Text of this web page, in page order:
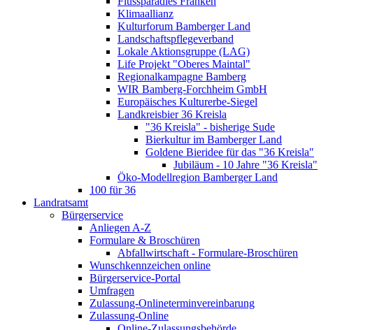
Klimaallianz
Kulturforum Bamberger Land
Landschaftspflegeverband
Lokale Aktionsgruppe (LAG)
Life Projekt "Oberes Maintal"
Regionalkampagne Bamberg
WIR Bamberg-Forchheim GmbH
Europäisches Kulturerbe-Siegel
Landkreisbier 36 Kreisla
"36 Kreisla" - bisherige Sude
Bierkultur im Bamberger Land
Goldene Bieridee für das "36 Kreisla"
Jubiläum - 10 Jahre "36 Kreisla"
Öko-Modellregion Bamberger Land
100 für 36
Landratsamt
Bürgerservice
Anliegen A-Z
Formulare & Broschüren
Abfallwirtschaft - Formulare-Broschüren
Wunschkennzeichen online
Bürgerservice-Portal
Umfragen
Zulassung-Onlineterminvereinbarung
Zulassung-Online